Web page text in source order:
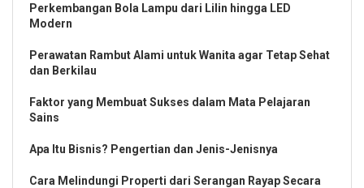
Perkembangan Bola Lampu dari Lilin hingga LED
Modern
Perawatan Rambut Alami untuk Wanita agar Tetap Sehat
dan Berkilau
Faktor yang Membuat Sukses dalam Mata Pelajaran
Sains
Apa Itu Bisnis? Pengertian dan Jenis-Jenisnya
Cara Melindungi Properti dari Serangan Rayap Secara